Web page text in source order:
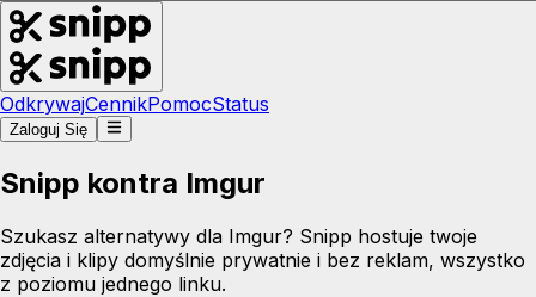
OdkrywajCennikPomocStatus
Zaloguj Się
Snipp kontra Imgur
Szukasz alternatywy dla Imgur? Snipp hostuje twoje
zdjęcia i klipy domyślnie prywatnie i bez reklam, wszystko
z poziomu jednego linku.